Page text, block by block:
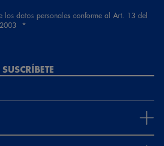
los datos personales conforme al Art. 13 del
SUSCRÍBETE